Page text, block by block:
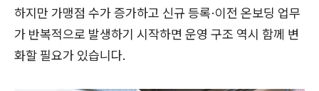
하지만 가맹점 수가 증가하고 신규 등록·이전 온보딩 업무
가 반복적으로 발생하기 시작하면 운영 구조 역시 함께 변
화할 필요가 있습니다.